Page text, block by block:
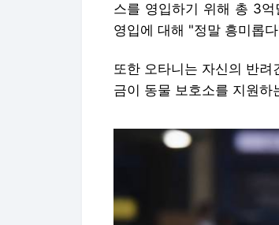
스를 영입하기 위해 총 3
영입에 대해 "정말 흥미롭
또한 오타니는 자신의 반
금이 동물 보호소를 지원